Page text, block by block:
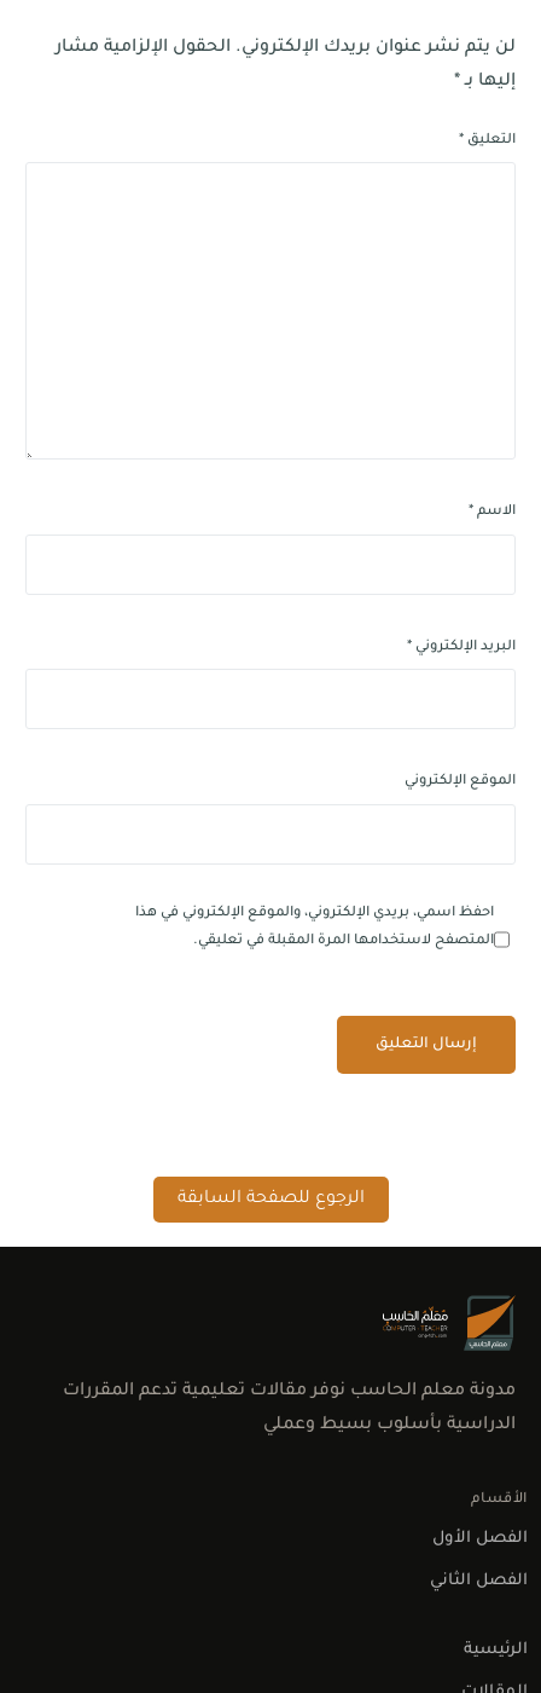
لن يتم نشر عنوان بريدك الإلكتروني. الحقول الإلزامية مشار
إليها بـ*
التعليق*
الاسم *
البريد الإلكتروني*
الموقع الإلكتروني
احفظ اسمي، بريدي الإلكتروني، والموقع الإلكتروني في هذا
المتصفح لاستخدامها المرة المقبلة في تعليقي.
الرجوع للصفحة السابقة
مدونة معلم الحاسب نوفر مقالات تعليمية تدعم المقررات
الدراسية بأسلوب بسيط وعملي
الأقسام
الفصل الأول
الفصل الثاني
الرئيسية